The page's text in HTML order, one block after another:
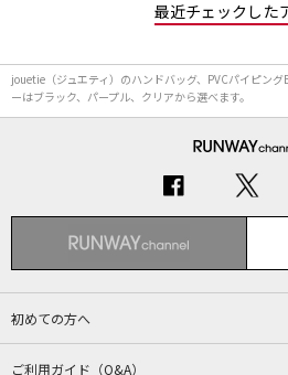
最近チェックした
jouetie（ジュエティ）のハンドバッグ、PVCパイピン
ーはブラック、パープル、クリアから選べます。
初めての方へ
ご利用ガイド（Q&A）